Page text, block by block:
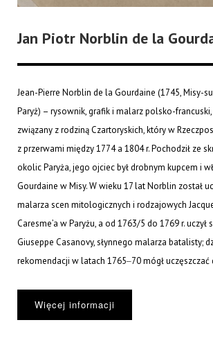
Jan Piotr Norblin de la
Jean-Pierre Norblin de la Gourdaine (1745, Misy-
Paryż) – rysownik, grafik i malarz polsko-
związany z rodziną Czartoryskich, który w
z przerwami między 1774 a 1804 r. Pochodził ze
okolic Paryża, jego ojciec był drobnym kupcem i
Gourdaine w Misy. W wieku 17 lat Norblin został
malarza scen mitologicznych i rodzajowych
Caresme’a w Paryżu, a od 1763/5 do 1769 r. uczył
Giuseppe Casanovy, słynnego malarza batalisty;
rekomendacji w latach 1765‒70 mógł uczęszczać
Więcej informacji